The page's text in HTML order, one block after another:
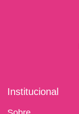
Institucional